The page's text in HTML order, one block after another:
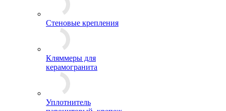
Стеновые крепления
Кляммеры для
керамогранита
Уплотнитель